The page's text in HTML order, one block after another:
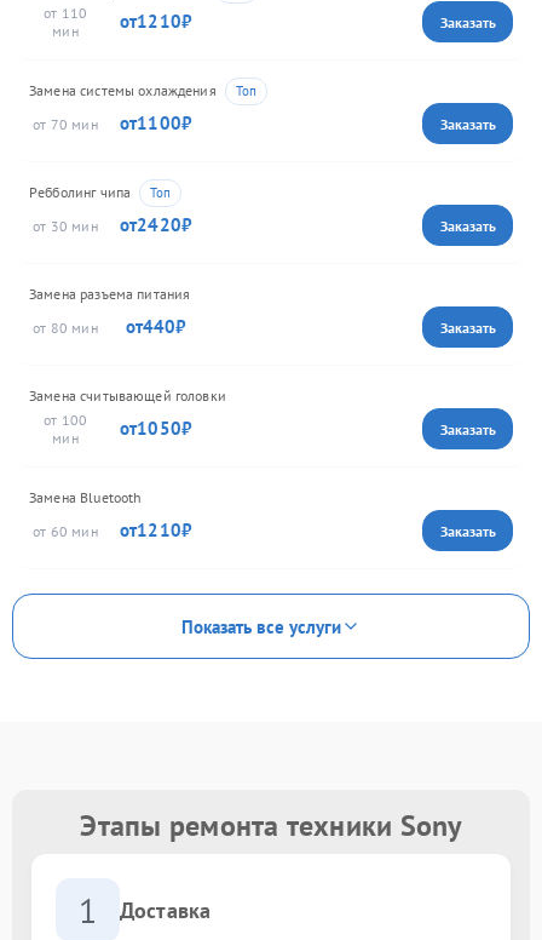
110
1210
Замена системы охлаждения
70
1100
Ребболинг чипа
30
2420
Замена разъема питания
80
440
Замена считывающей головки
100
1050
Замена Bluetooth
60
1210
Показать все услуги
Этапы ремонта техники Sony
1 Доставка